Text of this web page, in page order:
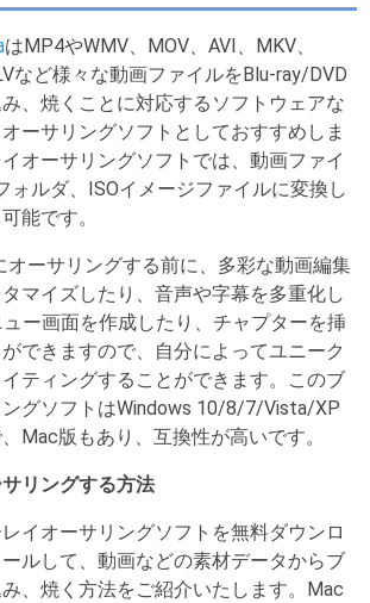
はMP4やWMV、MOV、AVI、MKV、
など様々な動画ファイルをBlu-ray/DVD
、焼くことに対応するソフトウェアな
ーサリングソフトとしておすすめしま
オーサリングソフトでは、動画ファイ
ォルダ、ISOイメージファイルに変換し
能です。
オーサリングする前に、多彩な動画編集
マイズしたり、音声や字幕を多重化し
ー画面を作成したり、チャプターを挿
できますので、自分によってユニーク
ティングすることができます。このブ
グソフトはWindows 10/8/7/Vista/XP
Mac版もあり、互換性が高いです。
リングする方法
イオーサリングソフトを無料ダウンロ
ルして、動画などの素材データからブ
、焼く方法をご紹介いたします。Mac